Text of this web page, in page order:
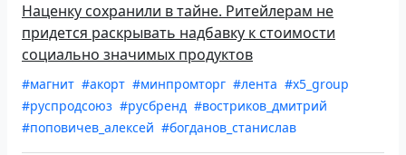
Наценку сохранили в тайне. Ритейлерам не
придется раскрывать надбавку к стоимости
социально значимых продуктов
#магнит #акорт #минпромторг #лента #x5_group
#руспродсоюз #русбренд #востриков_дмитрий
#поповичев_алексей #богданов_станислав